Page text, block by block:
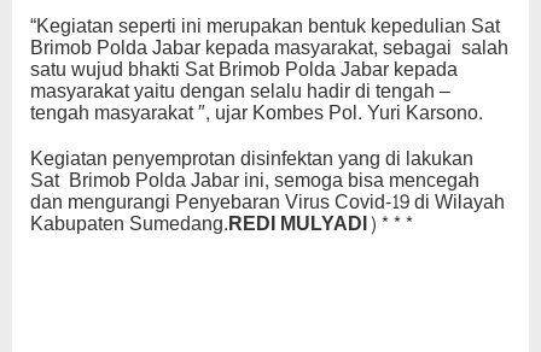
“Kegiatan seperti ini merupakan bentuk kepedulian Sat
Brimob Polda Jabar kepada masyarakat, sebagai salah
satu wujud bhakti Sat Brimob Polda Jabar kepada
masyarakat yaitu dengan selalu hadir di tengah –
tengah masyarakat ″, ujar Kombes Pol. Yuri Karsono.
Kegiatan penyemprotan disinfektan yang di lakukan
Sat Brimob Polda Jabar ini, semoga bisa mencegah
dan mengurangi Penyebaran Virus Covid-19 di Wilayah
Kabupaten Sumedang.REDI MULYADI)***